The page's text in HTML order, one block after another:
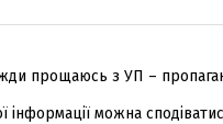
прощаюсь з УП –
можна